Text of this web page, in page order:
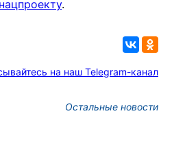
.
на наш Telegram-канал
Остальные новости